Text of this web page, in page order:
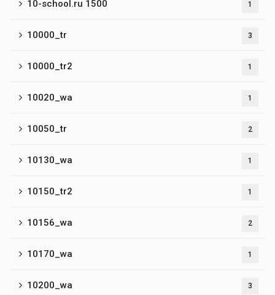
10-school.ru 1500 1
10000_tr 3
10000_tr2 1
10020_wa 1
10050_tr 2
10130_wa 1
10150_tr2 1
10156_wa 2
10170_wa 1
10200_wa 3